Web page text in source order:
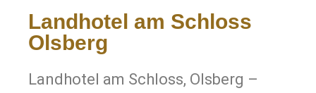
Landhotel am Schloss
Olsberg
Landhotel am Schloss, Olsberg –